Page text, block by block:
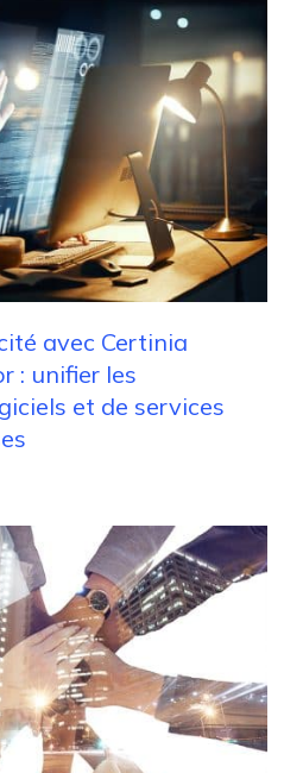
avec Certinia
: unifier les
et de services